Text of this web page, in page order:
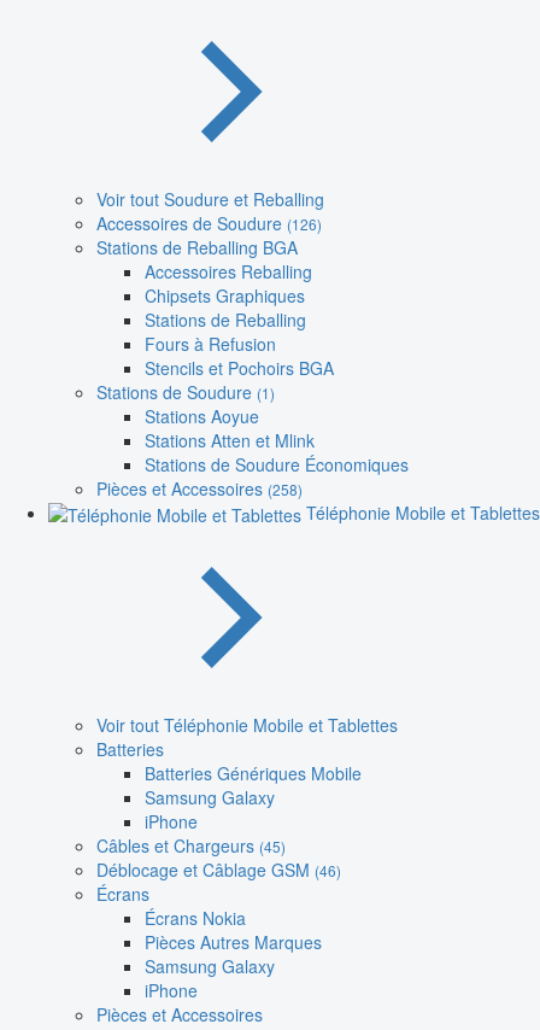
Voir tout Soudure et Reballing
Accessoires de Soudure (126)
Stations de Reballing BGA
Accessoires Reballing
Chipsets Graphiques
Stations de Reballing
Fours à Refusion
Stencils et Pochoirs BGA
Stations de Soudure (1)
Stations Aoyue
Stations Atten et Mlink
Stations de Soudure Économiques
Pièces et Accessoires (258)
Téléphonie Mobile et Tablettes
Voir tout Téléphonie Mobile et Tablettes
Batteries
Batteries Génériques Mobile
Samsung Galaxy
iPhone
Câbles et Chargeurs (45)
Déblocage et Câblage GSM (46)
Écrans
Écrans Nokia
Pièces Autres Marques
Samsung Galaxy
iPhone
Pièces et Accessoires